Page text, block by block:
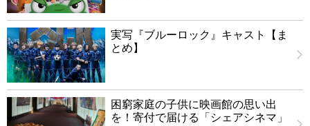
実写『ブルーロック』キャスト【ま
とめ】
困窮家庭の子供に映画館の思い出
を！寄付で届ける「シェアシネマ」